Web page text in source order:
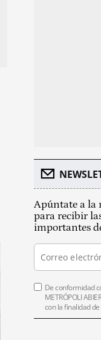
Apúntate a la
para recibir
importantes
De conformidad
METRÓPOLI
con la finalidad